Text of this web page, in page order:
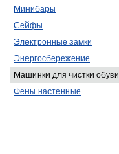
Минибары
Сейфы
Электронные замки
Энергосбережение
Машинки для чистки обуви
Фены настенные